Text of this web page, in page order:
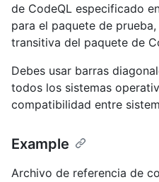
de CodeQL especificado
para el paquete de
transitiva del paquete de
Debes usar barras
todos los sistemas
compatibilidad entre
Example
Archivo de referencia de